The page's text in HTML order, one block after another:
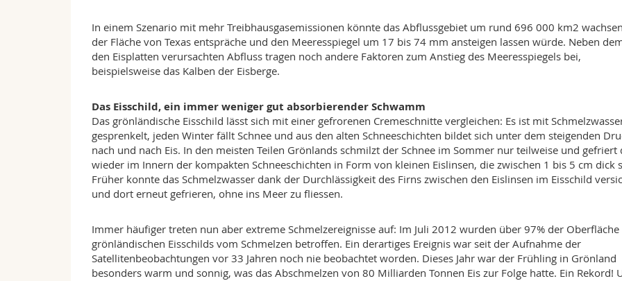
In einem Szenario mit mehr Treibhausgasemissionen könnte das Abflussgebiet um rund 696 000 km2
der Fläche von Texas entspräche und den Meeresspiegel um 17 bis 74 mm ansteigen lassen würde. Neben
den Eisplatten verursachten Abfluss tragen noch andere Faktoren zum Anstieg des Meeresspiegels bei,
beispielsweise das Kalben der Eisberge.
Das Eisschild, ein immer weniger gut absorbierender Schwamm
Das grönländische Eisschild lässt sich mit einer gefrorenen Cremeschnitte vergleichen: Es ist mit
gesprenkelt, jeden Winter fällt Schnee und aus den alten Schneeschichten bildet sich unter dem steigenden
nach und nach Eis. In den meisten Teilen Grönlands schmilzt der Schnee im Sommer nur teilweise und gefriert
wieder im Innern der kompakten Schneeschichten in Form von kleinen Eislinsen, die zwischen 1 bis 5 cm dick
Früher konnte das Schmelzwasser dank der Durchlässigkeit des Firns zwischen den Eislinsen im Eisschild
und dort erneut gefrieren, ohne ins Meer zu fliessen.
Immer häufiger treten nun aber extreme Schmelzereignisse auf: Im Juli 2012 wurden über 97% der Oberfläche
grönländischen Eisschilds vom Schmelzen betroffen. Ein derartiges Ereignis war seit der Aufnahme der
Satellitenbeobachtungen vor 33 Jahren noch nie beobachtet worden. Dieses Jahr war der Frühling in Grönland
besonders warm und sonnig, was das Abschmelzen von 80 Milliarden Tonnen Eis zur Folge hatte. Ein Rekord!